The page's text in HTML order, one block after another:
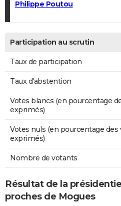
Philippe Poutou
Participation au scrutin
Taux de participation
Taux d'abstention
Votes blancs (en pourcentage
exprimés)
Votes nuls (en pourcentage des
exprimés)
Nombre de votants
Résultat de la
proches de Mogues